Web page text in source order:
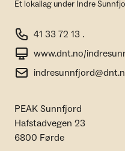
Et lokallag under Indre
41 33 72 13 .
www.dnt.no/
PEAK Sunnfjord
Hafstadvegen 23
6800 Førde